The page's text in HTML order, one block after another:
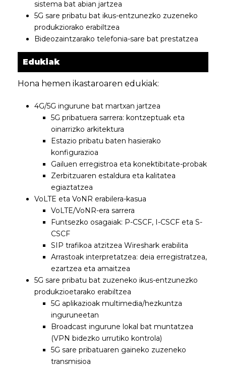
sistema bat abian jartzea
5G sare pribatu bat ikus-entzunezko zuzeneko
produkziorako erabiltzea
Bideozaintzarako telefonia-sare bat prestatzea
Edukiak
Hona hemen ikastaroaren edukiak:
4G/5G ingurune bat martxan jartzea
5G pribatuera sarrera: kontzeptuak eta
oinarrizko arkitektura
Estazio pribatu baten hasierako
konfigurazioa
Gailuen erregistroa eta konektibitate-probak
Zerbitzuaren estaldura eta kalitatea
egiaztatzea
VoLTE eta VoNR erabilera-kasua
VoLTE/VoNR-era sarrera
Funtsezko osagaiak: P-CSCF, I-CSCF eta S-
CSCF
SIP trafikoa atzitzea Wireshark erabilita
Arrastoak interpretatzea: deia erregistratzea,
ezartzea eta amaitzea
5G sare pribatu bat zuzeneko ikus-entzunezko
produkzioetarako erabiltzea
5G aplikazioak multimedia/hezkuntza
inguruneetan
Broadcast ingurune lokal bat muntatzea
(VPN bidezko urrutiko kontrola)
5G sare pribatuaren gaineko zuzeneko
transmisioa